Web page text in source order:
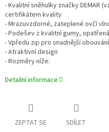
- Kvalitní sněhulky značky DEMAR
certifikátem kvality
- Mrazuvzdorné, zateplené ovčí
- Podešev z kvalitní gumy,
- Vpředu zip pro snadnější
- Atraktivní design
- Rozměry níže:
Detailní informace
ZEPTAT SE SDÍLET